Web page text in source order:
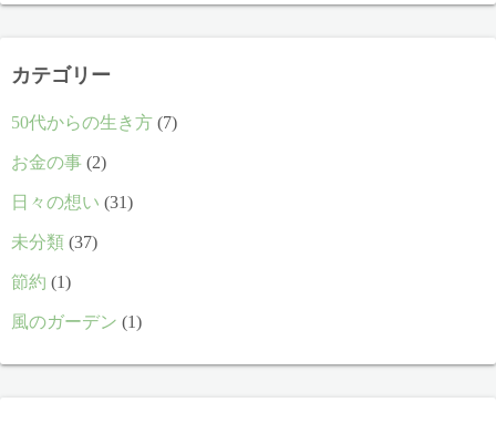
カ
イ
ブ
カテゴリー
50代からの生き方 (7)
お金の事 (2)
日々の想い (31)
未分類 (37)
節約 (1)
風のガーデン (1)